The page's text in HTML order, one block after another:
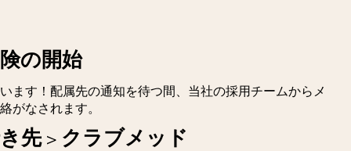
の開始
ます！配属先の通知を待つ間、当社の採用チームからメ
がなされます。
先 > クラブメッド